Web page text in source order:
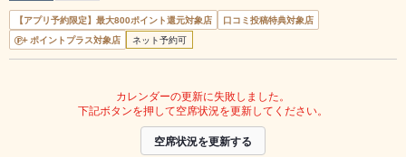
【アプリ予約限定】最大800ポイント還元対象店
口コミ投稿特典対象店
ポイントプラス対象店
ネット予約可
カレンダーの更新に失敗しました。
下記ボタンを押して空席状況を更新してください。
空席状況を更新する